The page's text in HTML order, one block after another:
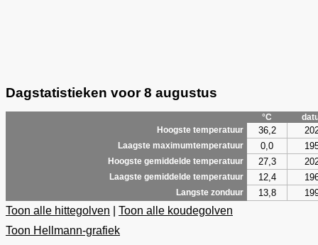
Dagstatistieken voor 8 augustus
°C
Hoogste temperatuur
36,2
Laagste maximumtemperatuur 0,0
Hoogste gemiddelde temperatuur 27,3
Laagste gemiddelde temperatuur 12,4
Langste zonduur 13,8
Toon alle hittegolven
Toon alle koudegolven
Toon Hellmann-grafiek